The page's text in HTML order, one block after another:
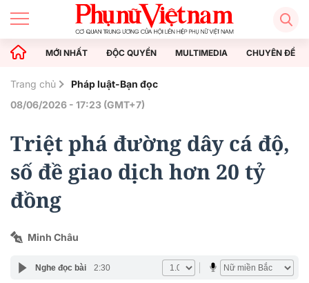
MỚI NHẤT ĐỘC QUYỀN MULTIMEDIA CHUYÊN ĐỀ
Trang chủ
Pháp luật-Bạn đọc
08/06/2026 - 17:23 (GMT+7)
Triệt phá đường dây cá độ,
số đề giao dịch hơn 20 tỷ
đồng
Minh Châu
Nghe đọc bài 2:30